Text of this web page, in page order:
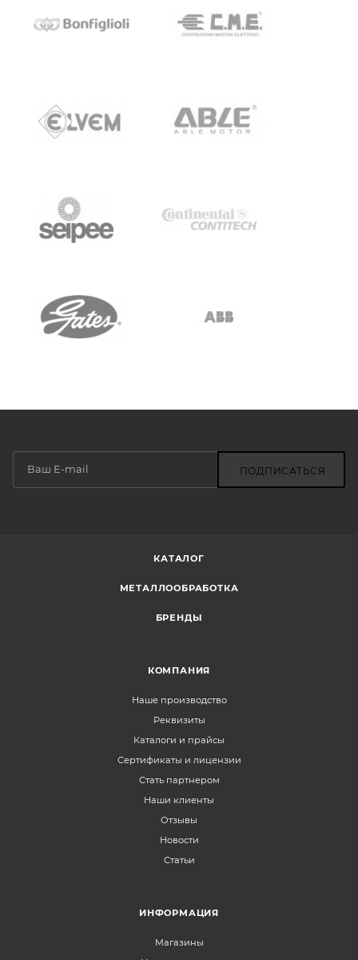
ПОДПИСАТЬСЯ
КАТАЛОГ
МЕТАЛЛООБРАБОТКА
БРЕНДЫ
КОМПАНИЯ
Наше производство
Реквизиты
Каталоги и прайсы
Сертификаты и лицензии
Стать партнером
Наши клиенты
Отзывы
Новости
Статьи
ИНФОРМАЦИЯ
Магазины